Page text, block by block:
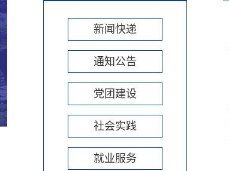
新闻快递
通知公告
党团建设
社会实践
就业服务